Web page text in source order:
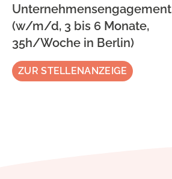
Unternehmensengagement
(w/m/d, 3 bis 6 Monate,
35h/Woche in Berlin)
ZUR STELLENANZEIGE